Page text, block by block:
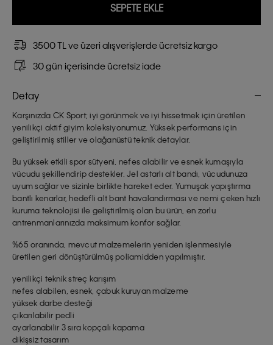
SEPETE EKLE
3500 TL ve üzeri alışverişlerde ücretsiz kargo
30 gün içerisinde ücretsiz iade
Detay
Karşınızda CK Sport; iyi görünmek ve iyi hissetmek için üretilen
yenilikçi aktif giyim koleksiyonumuz. Yüksek performans için
geliştirilmiş stiller ve olağanüstü teknik detaylar.
Bu yüksek etkili spor sütyeni, nefes alabilir ve esnek kumaşıyla
vücudu şekillendirip destekler. Jel astarlı alt bandı, vücudunuza
uyum sağlar ve sizinle birlikte hareket eder. Yumuşak yapıştırma
bantlı kenarlar, hedefli alt bant havalandırması ve nemi çeken hızlı
kuruma teknolojisi ile geliştirilmiş olan bu ürün, en zorlu
antrenmanlarınızda maksimum konfor sağlar.
%65 oranında, mevcut malzemelerin yeniden işlenmesiyle
üretilen geri dönüştürülmüş poliamidden yapılmıştır.
yenilikçi teknik streç karışım
nefes alabilen, esnek, çabuk kuruyan malzeme
yüksek darbe desteği
çıkarılabilir pedli
ayarlanabilir 3 sıra kopçalı kapama
dikişsiz tasarım